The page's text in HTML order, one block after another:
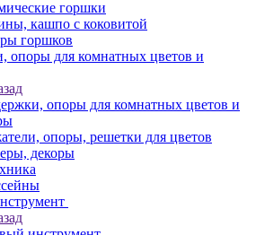
горшки
кашпо с коковитой
горшков
опоры для комнатных цветов и
опоры для комнатных цветов и
опоры, решетки для цветов
декоры